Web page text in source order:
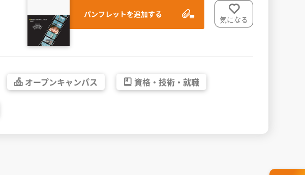
パンフレットを追加する
気になる
オープンキャンパス 資格・ 技術・ 就職